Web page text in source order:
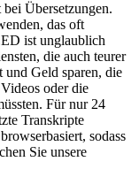
Übersetzungen.
das oft
ist unglaublich
die auch teurer
Geld sparen, die
oder die
Für nur 24
Transkripte
sodass
Sie unsere